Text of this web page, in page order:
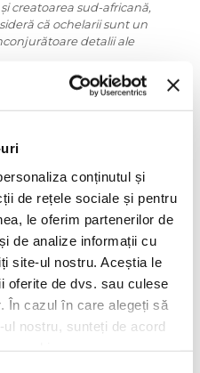
conținutul și
de rețele sociale și pentru
le oferim partenerilor de
de analize informații cu
site-ul nostru. Aceștia le
oferite de dvs. sau culese
În cazul în care alegeți să
nostru, sunteți de acord
creatoarea sud-africană,
că ochelarii sunt un
detalii ale
printr-un proces care
în Japonia sau în
de un obiect de artă,
lui Monet, sau din
clasă.
deschide ușa unui club
arta și cultura, și au un